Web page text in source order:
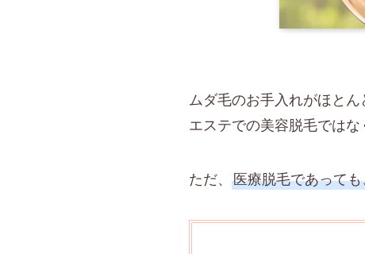
ムダ毛のお手入れがほと
エステでの美容脱毛ではな
ただ、 医療脱毛であって